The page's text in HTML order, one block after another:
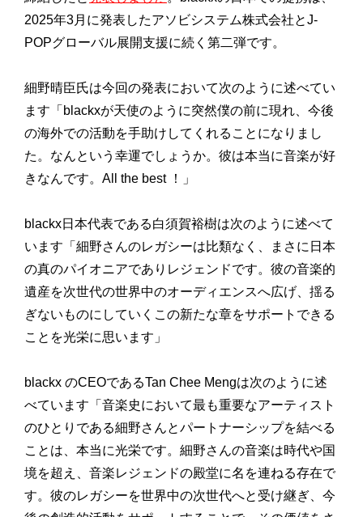
2025年3月に発表したアソビシステム株式会社とJ-
POPグローバル展開支援に続く第二弾です。
細野晴臣氏は今回の発表において次のように述べてい
ます「blackxが天使のように突然僕の前に現れ、今後
の海外での活動を手助けしてくれることになりまし
た。なんという幸運でしょうか。彼は本当に音楽が好
きなんです。All the best ！」
blackx日本代表である白須賀裕樹は次のように述べて
います「細野さんのレガシーは比類なく、まさに日本
の真のパイオニアでありレジェンドです。彼の音楽的
遺産を次世代の世界中のオーディエンスへ広げ、揺る
ぎないものにしていくこの新たな章をサポートできる
ことを光栄に思います」
blackx のCEOであるTan Chee Mengは次のように述
べています「音楽史において最も重要なアーティスト
のひとりである細野さんとパートナーシップを結べる
ことは、本当に光栄です。細野さんの音楽は時代や国
境を超え、音楽レジェンドの殿堂に名を連ねる存在で
す。彼のレガシーを世界中の次世代へと受け継ぎ、今